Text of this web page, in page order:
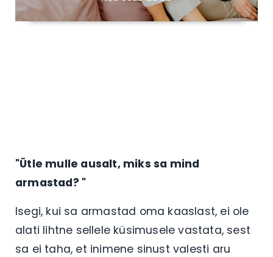
"Ütle mulle ausalt, miks sa mind
armastad? "
Isegi, kui sa armastad oma kaaslast, ei ole
alati lihtne sellele küsimusele vastata, sest
sa ei taha, et inimene sinust valesti aru